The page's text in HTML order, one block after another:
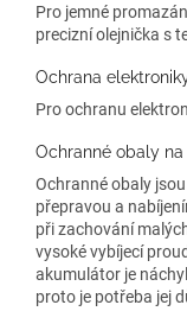
Pro jemné
precizní olejnička s
Ochrana
Pro ochranu
Ochranné obaly
Ochranné obaly
přepravou a
při zachování
vysoké vybíjecí
akumulátor je
proto je potřeba jej